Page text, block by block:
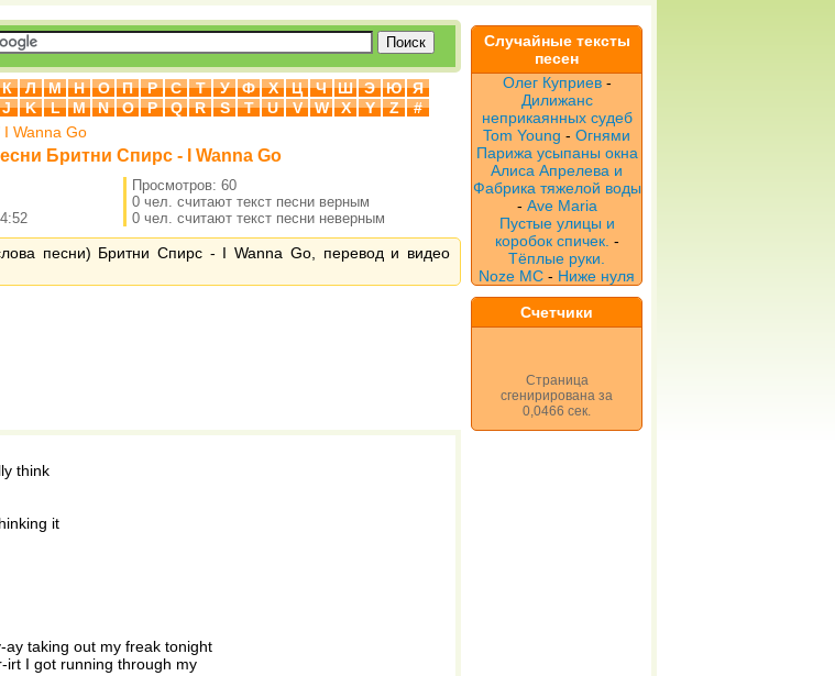
К Л М Н О П Р С Т У Ф Х Ц Ч Ш Э Ю
Я
J K L M N O P Q R S T U V W X Y Z
#
I Wanna Go
Бритни Спирс - I Wanna Go
Просмотров: 60
0 чел. считают текст песни верным
0 чел. считают текст песни неверным
песни) Бритни Спирс - I Wanna Go, перевод и видео
think
it
taking out my freak tonight
irt I got running through my
Случайные тексты
песен
Олег Куприев-
Дилижанс
неприкаянных судеб
Tom Young - Огнями
Парижа усыпаны окна
Алиса Апрелева и
Фабрика тяжелой воды
- Ave Maria
Пустые улицы и
коробок спичек. -
Тёплые руки.
Noze MC - Ниже нуля
Счетчики
Страница
сгенирирована за
0,0466 сек.